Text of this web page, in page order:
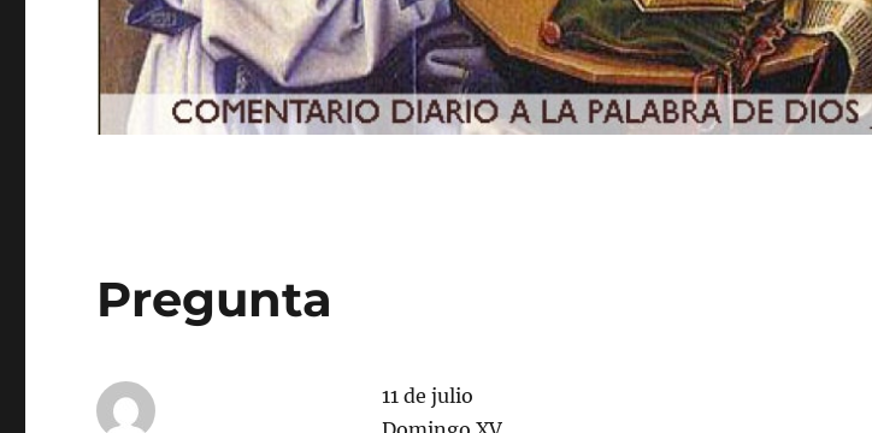
Pregunta
11 de julio